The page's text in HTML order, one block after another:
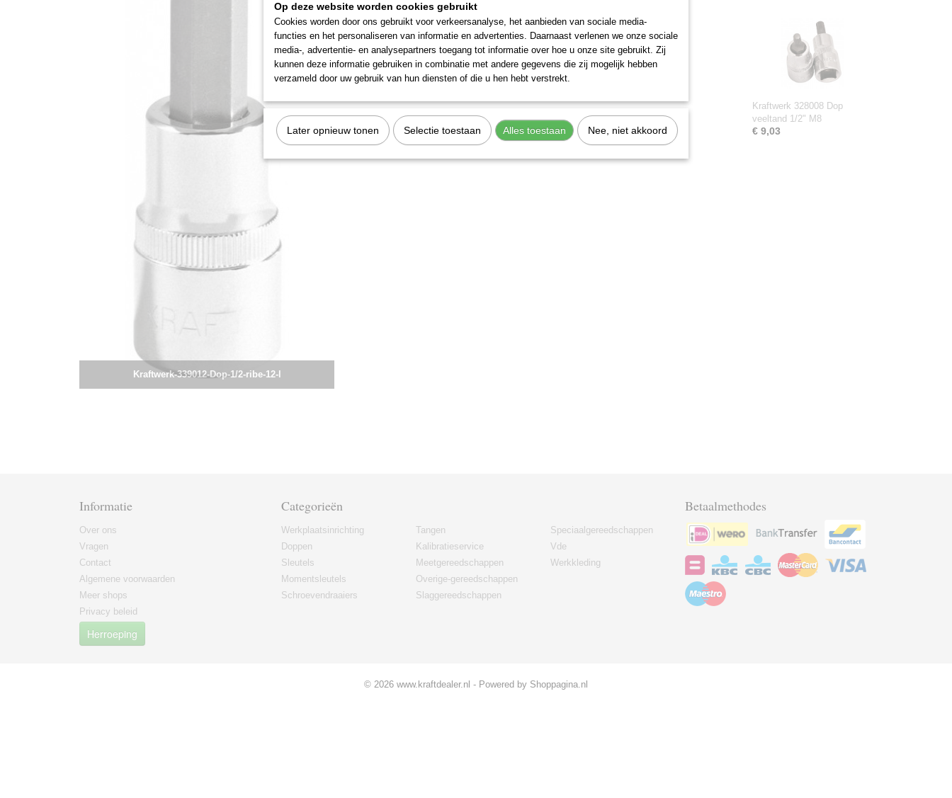
Kraftwerk-339012-Dop-1/2-ribe-12-l
Kraftwerk 328008 Dop
veeltand 1/2" M8
€ 9,03
Informatie
Over ons
Vragen
Contact
Algemene voorwaarden
Meer shops
Privacy beleid
Herroeping
Categorieën
Werkplaatsinrichting
Doppen
Sleutels
Momentsleutels
Schroevendraaiers
Tangen
Kalibratieservice
Meetgereedschappen
Overige-gereedschappen
Slaggereedschappen
Speciaalgereedschappen
Vde
Werkkleding
Betaalmethodes
© 2026 www.kraftdealer.nl - Powered by Shoppagina.nl
Op deze website worden cookies gebruikt
Cookies worden door ons gebruikt voor verkeersanalyse, het aanbieden van sociale media-
functies en het personaliseren van informatie en advertenties. Daarnaast verlenen we onze sociale
media-, advertentie- en analysepartners toegang tot informatie over hoe u onze site gebruikt. Zij
kunnen deze informatie gebruiken in combinatie met andere gegevens die zij mogelijk hebben
verzameld door uw gebruik van hun diensten of die u hen hebt verstrekt.
Later opnieuw tonen Selectie toestaan Alles toestaan Nee, niet akkoord